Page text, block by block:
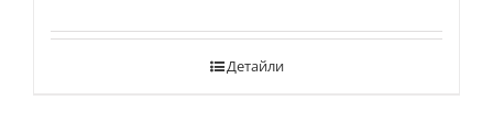
Детайли